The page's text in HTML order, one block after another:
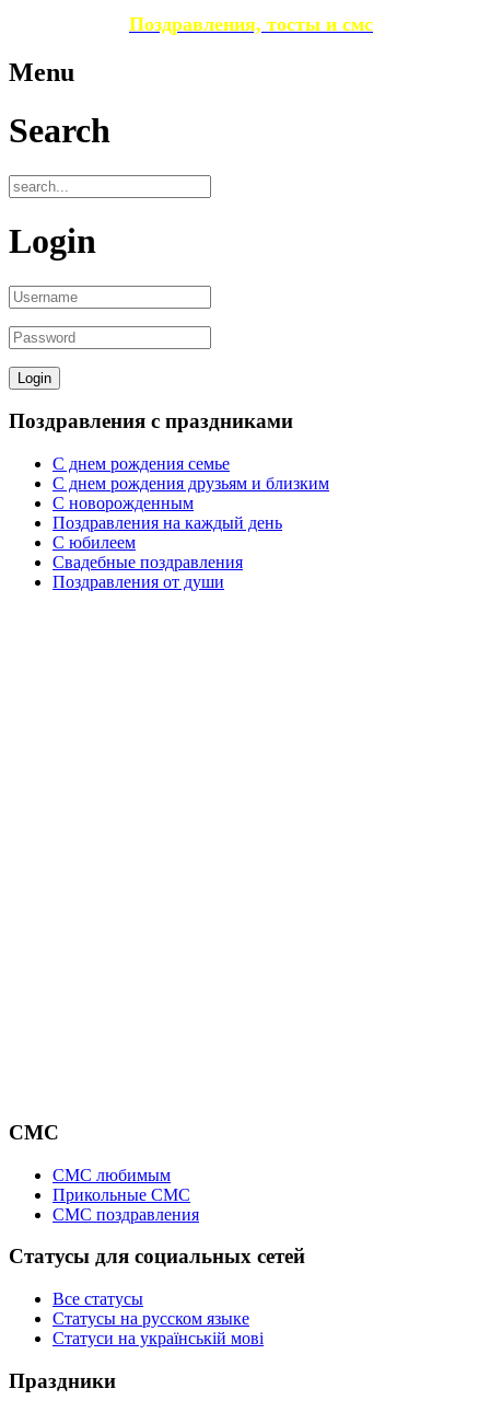
Поздравления, тосты и смс
Menu
Search
Login
Поздравления с праздниками
С днем рождения семье
С днем рождения друзьям и близким
C новорожденным
Поздравления на каждый день
С юбилеем
Свадебные поздравления
Поздравления от души
СМС
СМС любимым
Прикольные СМС
СМС поздравления
Статусы для социальных сетей
Все статусы
Статусы на русском языке
Статуси на українській мові
Праздники